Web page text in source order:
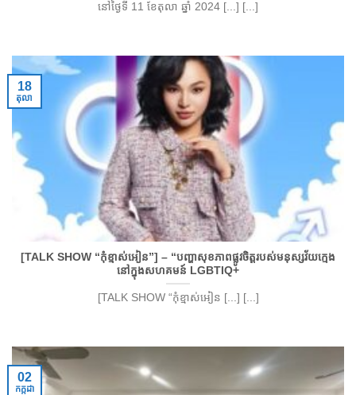
នៅថ្ងៃទី 11 ខែតុលា ឆ្នាំ 2024 [...] [...]
[TALK SHOW “កុំខ្មាស់អៀន”] – “បញ្ហាសុខភាពផ្លូវចិត្តរបស់មនុស្សវ័យក្មេង
នៅក្នុងសហគមន៍ LGBTIQ+
[TALK SHOW “កុំខ្មាស់អៀន [...] [...]
18
តុលា
02
កក្កដា